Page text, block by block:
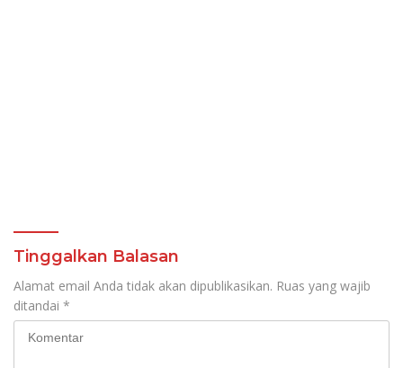
Tinggalkan Balasan
Alamat email Anda tidak akan dipublikasikan. Ruas yang wajib
ditandai *